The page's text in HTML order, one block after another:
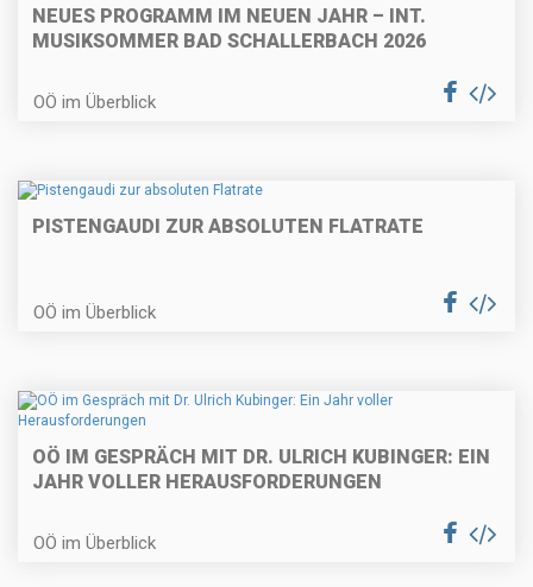
NEUES PROGRAMM IM NEUEN JAHR – INT.
MUSIKSOMMER BAD SCHALLERBACH 2026
OÖ im Überblick
PISTENGAUDI ZUR ABSOLUTEN FLATRATE
OÖ im Überblick
OÖ IM GESPRÄCH MIT DR. ULRICH KUBINGER: EIN
JAHR VOLLER HERAUSFORDERUNGEN
OÖ im Überblick